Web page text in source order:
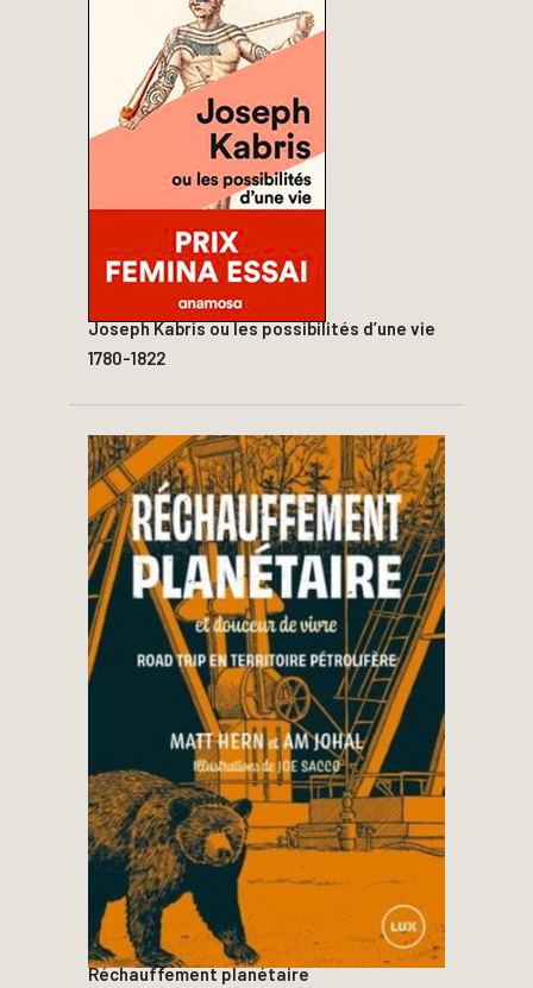
Joseph Kabris ou les possibilités d’une vie
1780-1822
Réchauffement planétaire